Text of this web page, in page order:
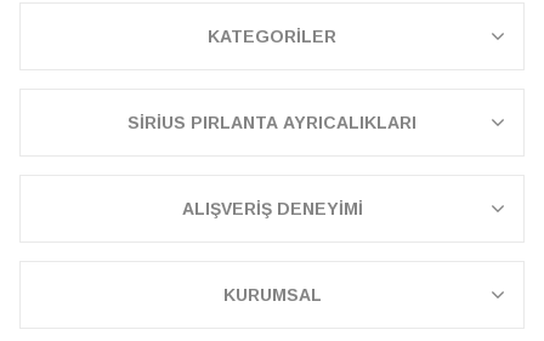
KATEGORİLER
SİRİUS PIRLANTA AYRICALIKLARI
ALIŞVERİŞ DENEYİMİ
KURUMSAL